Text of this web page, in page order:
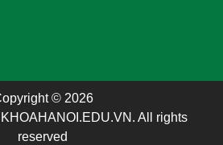
© 2026
All rights
reserved